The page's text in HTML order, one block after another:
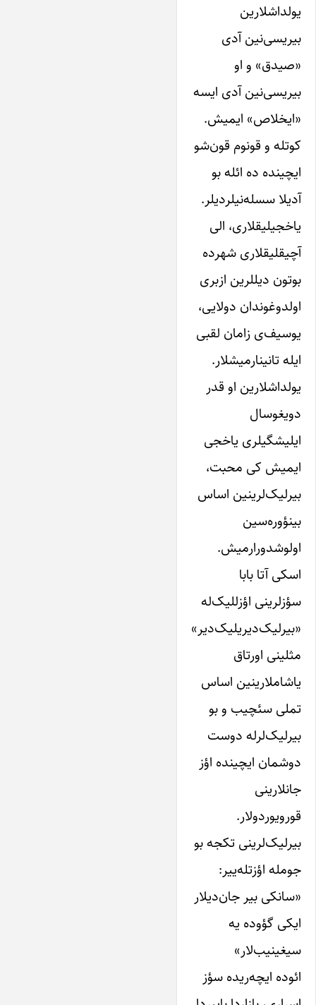
‌یولداشلارین‌
بیریسی‌نین‌ آدی‌
«صیدق» و او
بیریسی‌نین‌ آدی ایسه
«ایخلاص» ایمیش.
‌کوتله‌ و‌ قو‌نوم‌ قون‌شو‌
ایچینده‌ ده ائله بو‌
آدیلا سسله‌نیلردیلر.
یاخجیلیقلاری‌، الی‌
آچیقلیقلاری‌ شهرده
بوتون‌ دیللرین ازبری
اولدوغوندان‌ دولایی‌،
‌یوسیف‌ی زامان لقبی‌
ایله تانینارمیشلار‌.
‌یولداشلارین‌ او‌ قدر‌
دویغوسال‌
ایلیشگیلری‌ یاخجی
ایمیش‌ کی محبت،
بیرلیک‌لرینین اساس‌
بینؤوره‌سین‌
او‌لوشدورارمیش.
اسکی آتا‌ بابا
سؤزلرینی‌ اؤزللیک‌‌له‌
«بیرلیک‌‌دیریلیک‌دیر»
مثلینی اورتاق
یاشاملارینین‌ اساس
تملی سئچیب و بو‌
بیرلیک‌لرله دوست
دوشمان‌ ایچینده اؤز‌
جانلارینی
قورو‌یوردولار.
بیرلیک‌لرینی تکجه بو
‌‌جومله اؤزتله‌‌ییر:
«سانکی بیر جان‌دیلار‌
ایکی گؤوده یه
سیغینیب‌لار»
ائوده ایچه‌ریده سؤز